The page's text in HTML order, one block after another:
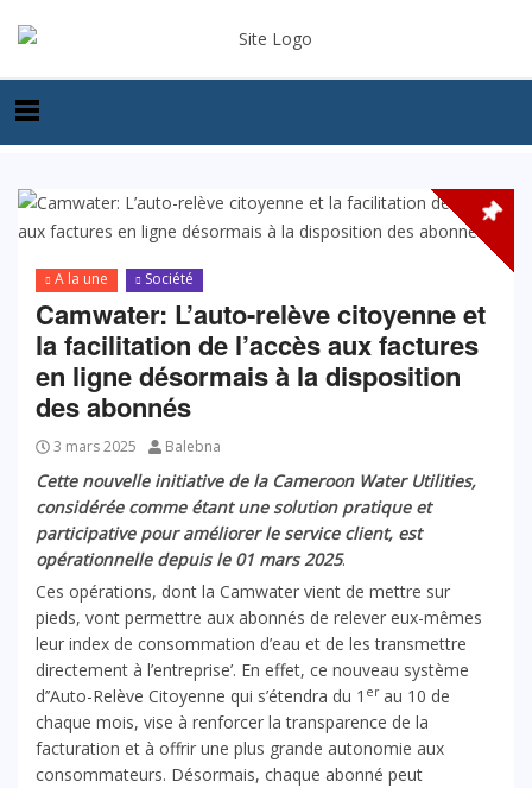
A la une Société
Camwater: L’auto-relève citoyenne et
la facilitation de l’accès aux factures
en ligne désormais à la disposition
des abonnés
3 mars 2025 Balebna
Cette nouvelle initiative de la Cameroon Water Utilities,
considérée comme étant une solution pratique et
participative pour améliorer le service client, est
opérationnelle depuis le 01 mars 2025.
Ces opérations, dont la Camwater vient de mettre sur
pieds, vont permettre aux abonnés de relever eux-mêmes
leur index de consommation d’eau et de les transmettre
directement à l’entreprise’. En effet, ce nouveau système
d’’Auto-Relève Citoyenne qui s’étendra du 1 erau 10 de
chaque mois, vise à renforcer la transparence de la
facturation et à offrir une plus grande autonomie aux
consommateurs. Désormais, chaque abonné peut